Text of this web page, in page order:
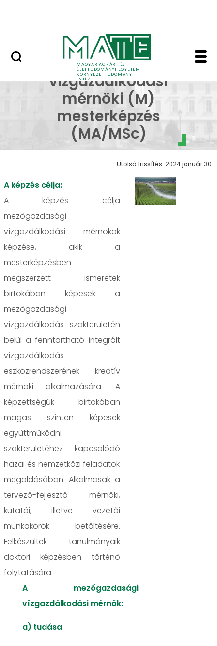
MAGYAR AGRÁR- ÉS
ÉLETTUDOMÁNYI EGYETEM
KÖRNYEZETTUDOMÁNYI
INTÉZET
Mezőgazdasági
Mezőgazdasági
vízgazdálkodási
mérnöki (M)
mesterképzés
(MA/MSc)
Utolsó frissítés: 2024 január 30.
A képzés célja:
A képzés célja
mezőgazdasági
vízgazdálkodási mérnökök
képzése, akik a
mesterképzésben
megszerzett ismeretek
birtokában képesek a
mezőgazdasági
vízgazdálkodás szakterületén
belül a fenntartható integrált
vízgazdálkodás
eszközrendszerének kreatív
mérnöki alkalmazására. A
képzettségük birtokában
magas szinten képesek
együttműködni
szakterületéhez kapcsolódó
hazai és nemzetközi feladatok
megoldásában. Alkalmasak a
tervező-fejlesztő mérnöki,
kutatói, illetve vezetői
munkakörök betöltésére.
Felkészültek tanulmányaik
doktori képzésben történő
folytatására.
A mezőgazdasági
vízgazdálkodási mérnök:
a) tudása